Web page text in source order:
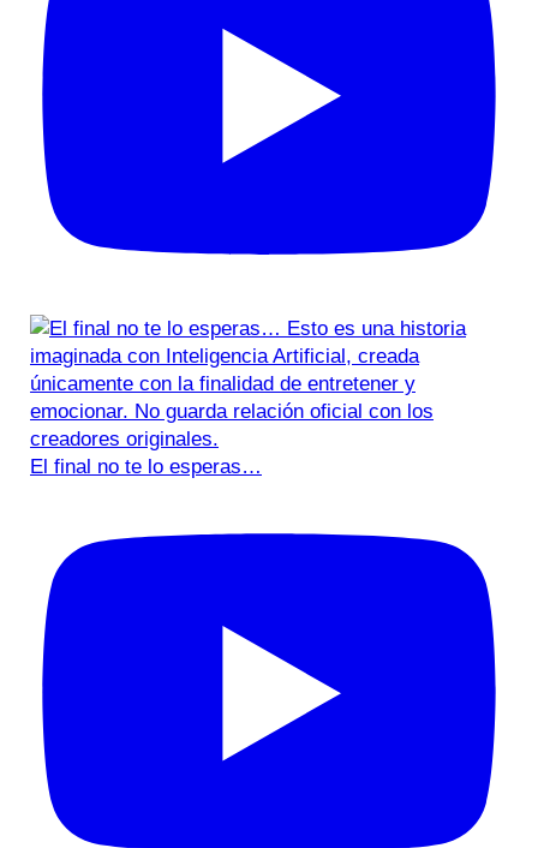
El final no te lo esperas…